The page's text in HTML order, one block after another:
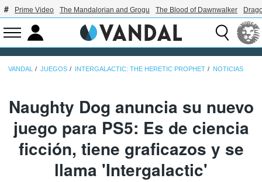
Prime Video The Mandalorian and Grogu The Blood of Dawnwalker
VANDAL JUEGOS INTERGALACTIC: THE HERETIC PROPHET NOTICIAS
Naughty Dog anuncia su nuevo
juego para PS5: Es de ciencia
ficción, tiene graficazos y se
llama 'Intergalactic'